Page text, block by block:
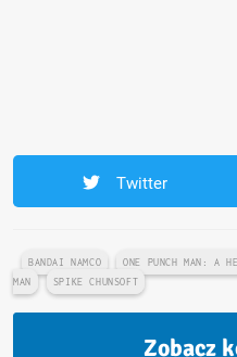
Twitter
BANDAI NAMCO ONE PUNCH MAN: A
MAN
SPIKE CHUNSOFT
Zobacz